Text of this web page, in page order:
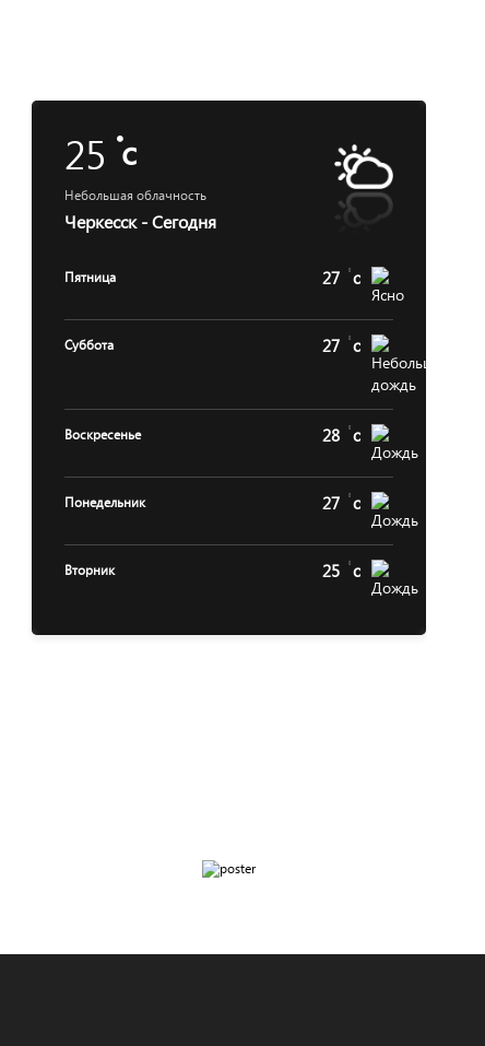
25c
Небольшая облачность
Черкесск - Сегодня
Пятница 27 c
Суббота 27 c
Воскресенье 28 c
Понедельник 27 c
Вторник 25 c